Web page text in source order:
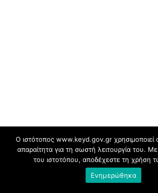
Ο ιστότοπος www.keyd.gov.gr χρησιμοποιεί
απαραίτητα για τη σωστή λειτουργία του.
του ιστοτόπου, αποδέχεστε τη χρήση
Ενημερώθηκα